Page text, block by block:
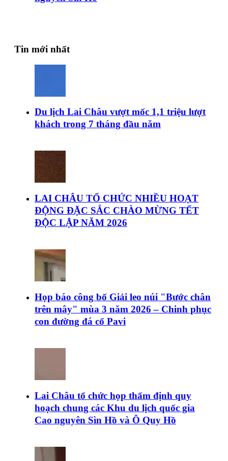
Tin mới nhất
Du lịch Lai Châu vượt mốc 1,1 triệu lượt
khách trong 7 tháng đầu năm
LAI CHÂU TỔ CHỨC NHIỀU HOẠT
ĐỘNG ĐẶC SẮC CHÀO MỪNG TẾT
ĐỘC LẬP NĂM 2026
Họp báo công bố Giải leo núi "Bước chân
trên mây" mùa 3 năm 2026 – Chinh phục
con đường đá cổ Pavi
Lai Châu tổ chức họp thẩm định quy
hoạch chung các Khu du lịch quốc gia
Cao nguyên Sìn Hồ và Ô Quy Hồ